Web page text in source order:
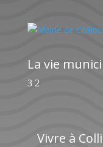
La vie
Vivre à